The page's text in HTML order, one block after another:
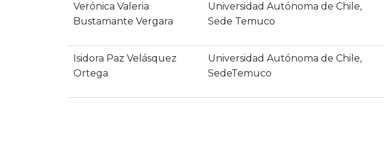
Verónica Valeria
Bustamante Vergara
Universidad Autónoma de Chile,
Sede Temuco
Isidora Paz Velásquez
Ortega
Universidad Autónoma de Chile,
SedeTemuco